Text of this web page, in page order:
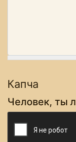
Капча
Человек, ты